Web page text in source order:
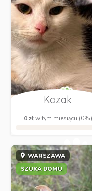
Kozak
0 złw tym miesiącu (0%)
WARSZAWA
SZUKA DOMU